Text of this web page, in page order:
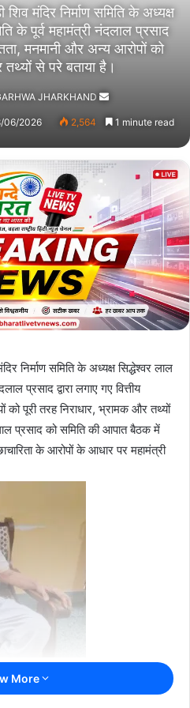
मंदिर निर्माण समिति के अध्यक्ष
के पूर्व महामंत्री नंदलाल प्रसाद
मनमानी और अन्य आरोपों को
तथ्यों से परे बताया है।
JHARKHAND
an
06/2026 2,564 1 minute read
निर्माण समिति के अध्यक्ष सिद्धेश्वर लाल
प्रसाद द्वारा लगाए गए वित्तीय
पूरी तरह निराधार, भ्रामक और तथ्यों
प्रसाद को समिति की आपात बैठक में
के आरोपों के आधार पर महामंत्री
में देशभर के शिवभक्तों का आर्थिक सहयोग
More